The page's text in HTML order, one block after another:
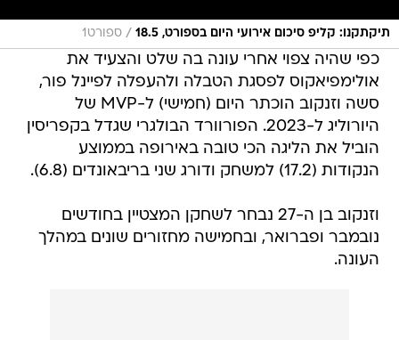
תיקתקנו: קליפ סיכום אירועי היום בספורט, 18.5 / ספורט1
כפי שהיה צפוי אחרי עונה בה שלט והצעיד את
אולימפיאקוס לפסגת הטבלה ולהעפלה לפיינל פור,
סשה וזנקוב הוכתר היום (חמישי) ל-MVP של
היורוליג ל-2023. הפורוורד הבולגרי שגדל בקפריסין
הוביל את הליגה הכי טובה באירופה בממוצע
הנקודות (17.2) למשחק ודורג שני בריבאונדים (6.8).
וזנקוב בן ה-27 נבחר לשחקן המצטיין בחודשים
נובמבר ופברואר, ובחמישה מחזורים שונים במהלך
העונה.